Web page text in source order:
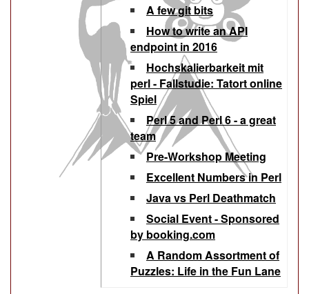
‎A few git bits‎
‎How to write an API
endpoint in 2016‎
‎Hochskalierbarkeit mit
perl - Fallstudie: Tatort online
Spiel‎
‎Perl 5 and Perl 6 - a great
team‎
‎Pre-Workshop Meeting‎‎
‎Excellent Numbers in Perl‎
‎Java vs Perl Deathmatch‎
‎Social Event - Sponsored
by booking.com‎
‎A Random Assortment of
Puzzles: Life in the Fun Lane‎